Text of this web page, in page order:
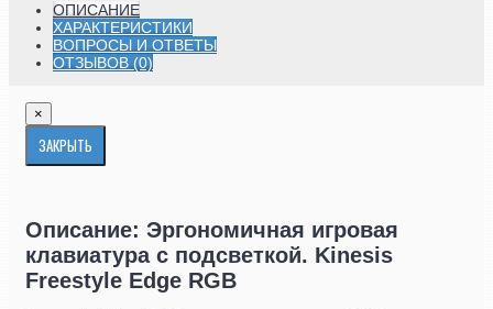
ОПИСАНИЕ
ХАРАКТЕРИСТИКИ
ВОПРОСЫ И ОТВЕТЫ
ОТЗЫВОВ (0)
×
ЗАКРЫТЬ
Описание: Эргономичная игровая
клавиатура с подсветкой. Kinesis
Freestyle Edge RGB